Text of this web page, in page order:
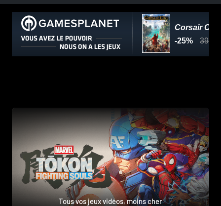
Tous vos jeux vidéos, moins cher